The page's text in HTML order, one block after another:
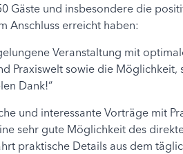
Gäste und insbesondere die
Anschluss erreicht haben:
Veranstaltung mit
Praxiswelt sowie die Möglichkeit,
Dank!“
und interessante Vorträge mit
sehr gute Möglichkeit des
praktische Details aus dem